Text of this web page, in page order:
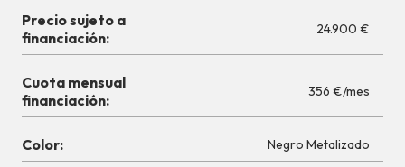
Precio sujeto a
financiación:
24.900 €
Cuota mensual
financiación:
356 €/mes
Color: Negro Metalizado